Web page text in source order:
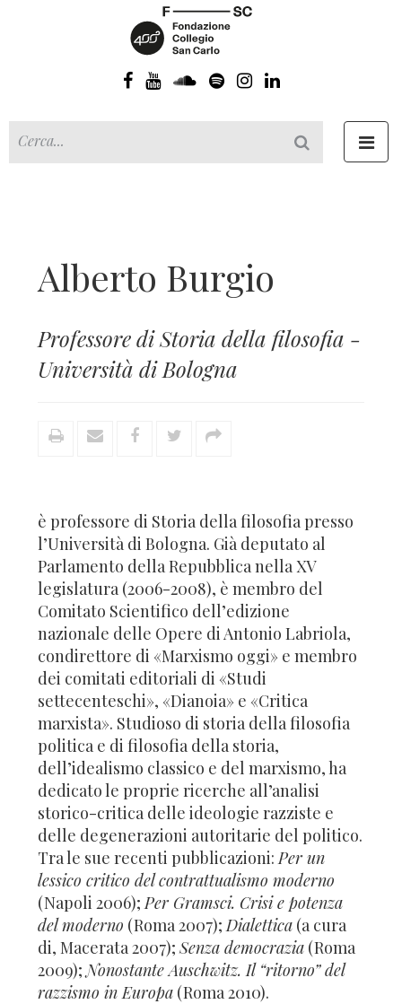
Alberto Burgio
Professore di Storia della filosofia -
Università di Bologna
è professore di Storia della filosofia presso
l’Università di Bologna. Già deputato al
Parlamento della Repubblica nella XV
legislatura (2006-2008), è membro del
Comitato Scientifico dell’edizione
nazionale delle Opere di Antonio Labriola,
condirettore di «Marxismo oggi» e membro
dei comitati editoriali di «Studi
settecenteschi», «Dianoia» e «Critica
marxista». Studioso di storia della filosofia
politica e di filosofia della storia,
dell’idealismo classico e del marxismo, ha
dedicato le proprie ricerche all’analisi
storico-critica delle ideologie razziste e
delle degenerazioni autoritarie del politico.
Tra le sue recenti pubblicazioni:Per un
lessico critico del contrattualismo moderno
(Napoli 2006);Per Gramsci. Crisi e potenza
del moderno (Roma 2007);Dialettica (a cura
di, Macerata 2007);Senza democrazia (Roma
2009);Nonostante Auschwitz. Il “ritorno” del
razzismo in Europa (Roma 2010).